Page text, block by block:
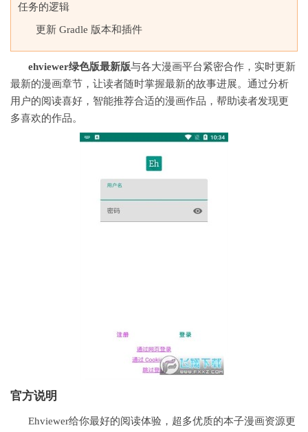
任务的逻辑
更新 Gradle 版本和插件
ehviewer绿色版最新版与各大漫画平台紧密合作，实时更新
最新的漫画章节，让读者随时掌握最新的故事进展。通过分析
用户的阅读喜好，智能推荐合适的漫画作品，帮助读者发现更
多喜欢的作品。
官方说明
Ehviewer给你最好的阅读体验，超多优质的本子漫画资源更